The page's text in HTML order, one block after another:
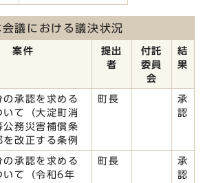
会議における議決状況
案件
提出
者
付託
委員
会
結
果
の承認を求める
いて（大淀町消
公務災害補償条
を改正する条例
町長
承
認
の承認を求める
いて（令和6年
町長
承
認